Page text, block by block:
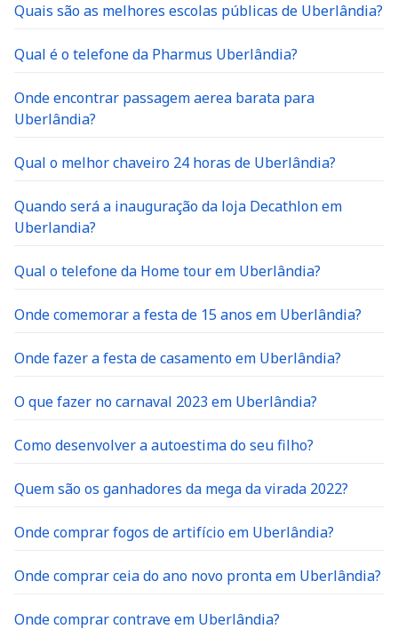
Quais são as melhores escolas públicas de Uberlândia?
Qual é o telefone da Pharmus Uberlândia?
Onde encontrar passagem aerea barata para
Uberlândia?
Qual o melhor chaveiro 24 horas de Uberlândia?
Quando será a inauguração da loja Decathlon em
Uberlandia?
Qual o telefone da Home tour em Uberlândia?
Onde comemorar a festa de 15 anos em Uberlândia?
Onde fazer a festa de casamento em Uberlândia?
O que fazer no carnaval 2023 em Uberlândia?
Como desenvolver a autoestima do seu filho?
Quem são os ganhadores da mega da virada 2022?
Onde comprar fogos de artifício em Uberlândia?
Onde comprar ceia do ano novo pronta em Uberlândia?
Onde comprar contrave em Uberlândia?